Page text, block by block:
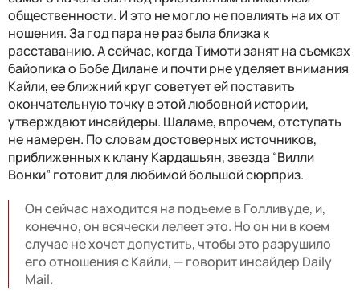
общественности. И это не могло не повлиять на их от
ношения. За год пара не раз была близка к
расставанию. А сейчас, когда Тимоти занят на съемках
байопика о Бобе Дилане и почти рне уделяет внимания
Кайли, ее ближний круг советует ей поставить
окончательную точку в этой любовной истории,
утверждают инсайдеры. Шаламе, впрочем, отступать
не намерен. По словам достоверных источников,
приближенных к клану Кардашьян, звезда “Вилли
Вонки” готовит для любимой большой сюрприз.
Он сейчас находится на подъеме в Голливуде, и,
конечно, он всячески лелеет это. Но он ни в коем
случае не хочет допустить, чтобы это разрушило
его отношения с Кайли, — говорит инсайдер Daily
Mail.